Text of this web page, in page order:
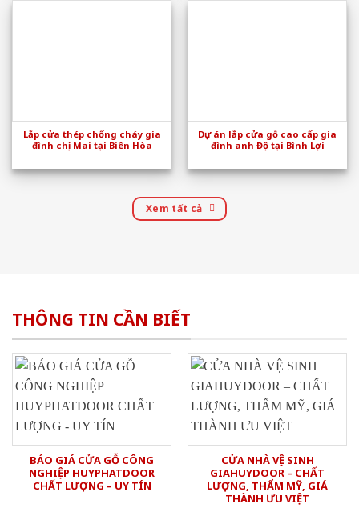
Lắp cửa thép chống cháy gia
đình chị Mai tại Biên Hòa
Dự án lắp cửa gỗ cao cấp gia
đình anh Độ tại Bình Lợi
Xem tất cả
THÔNG TIN CẦN BIẾT
BÁO GIÁ CỬA GỖ CÔNG
NGHIỆP HUYPHATDOOR
CHẤT LƯỢNG – UY TÍN
CỬA NHÀ VỆ SINH
GIAHUYDOOR – CHẤT
LƯỢNG, THẨM MỸ, GIÁ
THÀNH ƯU VIỆT